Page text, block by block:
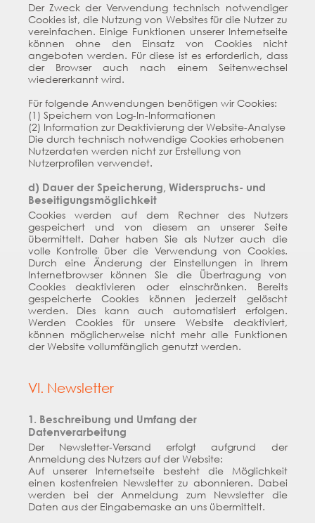
Der Zweck der Verwendung technisch notwendiger
Cookies ist, die Nutzung von Websites für die Nutzer zu
vereinfachen. Einige Funktionen unserer Internetseite
können ohne den Einsatz von Cookies nicht
angeboten werden. Für diese ist es erforderlich, dass
der Browser auch nach einem Seitenwechsel
wiedererkannt wird.
Für folgende Anwendungen benötigen wir Cookies:
(1) Speichern von Log-In-Informationen
(2) Information zur Deaktivierung der Website-Analyse
Die durch technisch notwendige Cookies erhobenen
Nutzerdaten werden nicht zur Erstellung von
Nutzerprofilen verwendet.
d) Dauer der Speicherung, Widerspruchs- und
Beseitigungsmöglichkeit
Cookies werden auf dem Rechner des Nutzers
gespeichert und von diesem an unserer Seite
übermittelt. Daher haben Sie als Nutzer auch die
volle Kontrolle über die Verwendung von Cookies.
Durch eine Änderung der Einstellungen in Ihrem
Internetbrowser können Sie die Übertragung von
Cookies deaktivieren oder einschränken. Bereits
gespeicherte Cookies können jederzeit gelöscht
werden. Dies kann auch automatisiert erfolgen.
Werden Cookies für unsere Website deaktiviert,
können möglicherweise nicht mehr alle Funktionen
der Website vollumfänglich genutzt werden.
VI. Newsletter
1. Beschreibung und Umfang der
Datenverarbeitung
Der Newsletter-Versand erfolgt aufgrund der
Anmeldung des Nutzers auf der Website:
Auf unserer Internetseite besteht die Möglichkeit
einen kostenfreien Newsletter zu abonnieren. Dabei
werden bei der Anmeldung zum Newsletter die
Daten aus der Eingabemaske an uns übermittelt.